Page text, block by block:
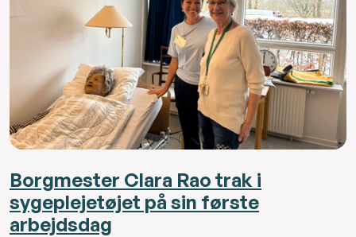
Borgmester Clara Rao trak i
sygeplejetø­jet på sin første
arbejdsdag